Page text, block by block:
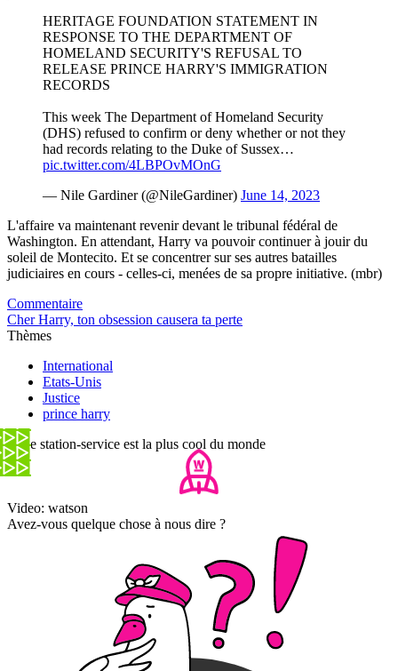
HERITAGE FOUNDATION STATEMENT IN
RESPONSE TO THE DEPARTMENT OF
HOMELAND SECURITY'S REFUSAL TO
RELEASE PRINCE HARRY'S IMMIGRATION
RECORDS
This week The Department of Homeland Security
(DHS) refused to confirm or deny whether or not they
had records relating to the Duke of Sussex…
pic.twitter.com/4LBPOvMOnG
— Nile Gardiner (@NileGardiner) June 14, 2023
L'affaire va maintenant revenir devant le tribunal fédéral de
Washington. En attendant, Harry va pouvoir continuer à jouir du
soleil de Montecito. Et se concentrer sur ses autres batailles
judiciaires en cours - celles-ci, menées de sa propre initiative. (mbr)
Commentaire
Cher Harry, ton obsession causera ta perte
Thèmes
International
Etats-Unis
Justice
prince harry
Cette station-service est la plus cool du monde
Video: watson
Avez-vous quelque chose à nous dire ?